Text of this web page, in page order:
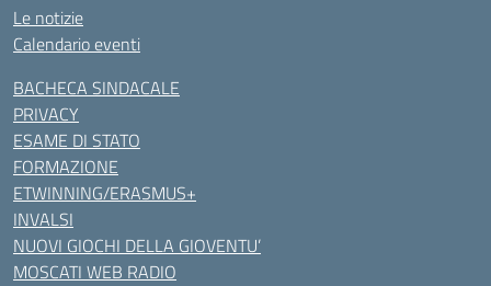
Le notizie
Calendario eventi
BACHECA SINDACALE
PRIVACY
ESAME DI STATO
FORMAZIONE
ETWINNING/ERASMUS+
INVALSI
NUOVI GIOCHI DELLA GIOVENTU’
MOSCATI WEB RADIO